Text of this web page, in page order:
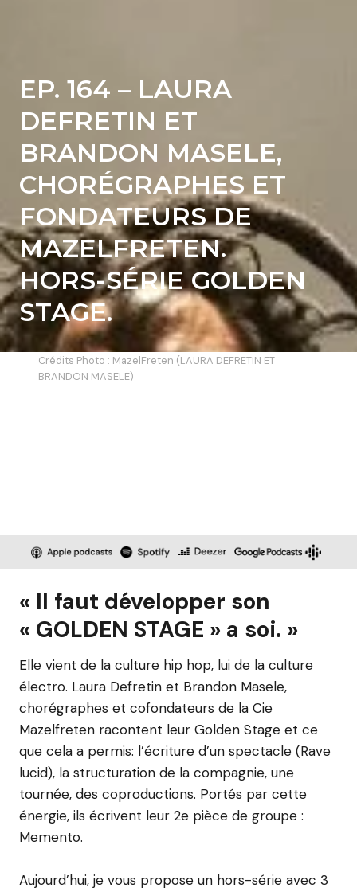
EP. 164 – LAURA
DEFRETIN ET
BRANDON MASELE,
CHORÉGRAPHES ET
FONDATEURS DE
MAZELFRETEN.
HORS-SÉRIE GOLDEN
STAGE.
Crédits Photo : MazelFreten (LAURA DEFRETIN ET
BRANDON MASELE)
« Il faut développer son
« GOLDEN STAGE » a soi. »
Elle vient de la culture hip hop, lui de la culture
électro. Laura Defretin et Brandon Masele,
chorégraphes et cofondateurs de la Cie
Mazelfreten racontent leur Golden Stage et ce
que cela a permis: l’écriture d’un spectacle (Rave
lucid), la structuration de la compagnie, une
tournée, des coproductions. Portés par cette
énergie, ils écrivent leur 2e pièce de groupe :
Memento.
Aujourd’hui, je vous propose un hors-série avec 3